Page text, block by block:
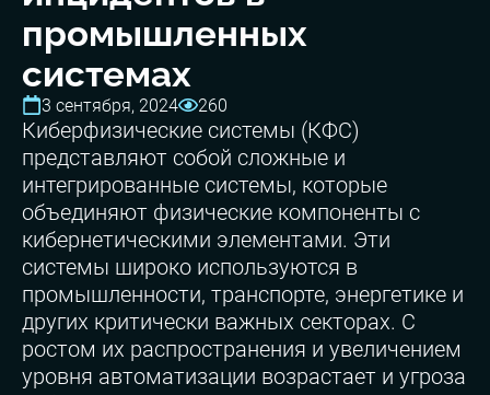
промышленных
системах
3 сентября, 2024 260
Киберфизические системы (КФС)
представляют собой сложные и
интегрированные системы, которые
объединяют физические компоненты с
кибернетическими элементами. Эти
системы широко используются в
промышленности, транспорте, энергетике и
других критически важных секторах. С
ростом их распространения и увеличением
уровня автоматизации возрастает и угроза